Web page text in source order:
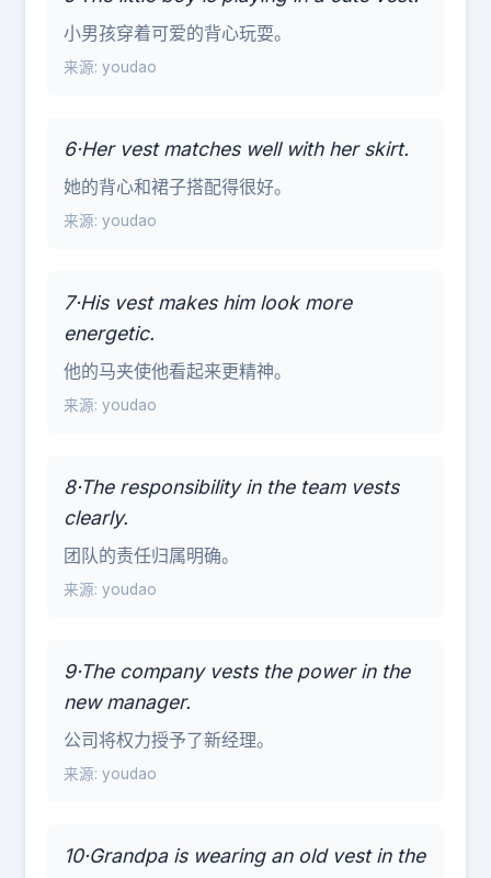
小男孩穿着可爱的背心玩耍。
来源: youdao
6·Her vest matches well with her skirt.
她的背心和裙子搭配得很好。
来源: youdao
7·His vest makes him look more
energetic.
他的马夹使他看起来更精神。
来源: youdao
8·The responsibility in the team vests
clearly.
团队的责任归属明确。
来源: youdao
9·The company vests the power in the
new manager.
公司将权力授予了新经理。
来源: youdao
10·Grandpa is wearing an old vest in the